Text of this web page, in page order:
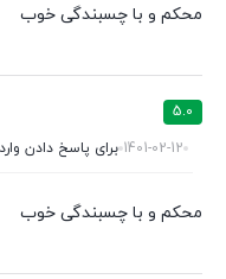
محکم و با چسبندگی خوب
5.0
1401-02-12 برای پاسخ دادن
محکم و با چسبندگی خوب